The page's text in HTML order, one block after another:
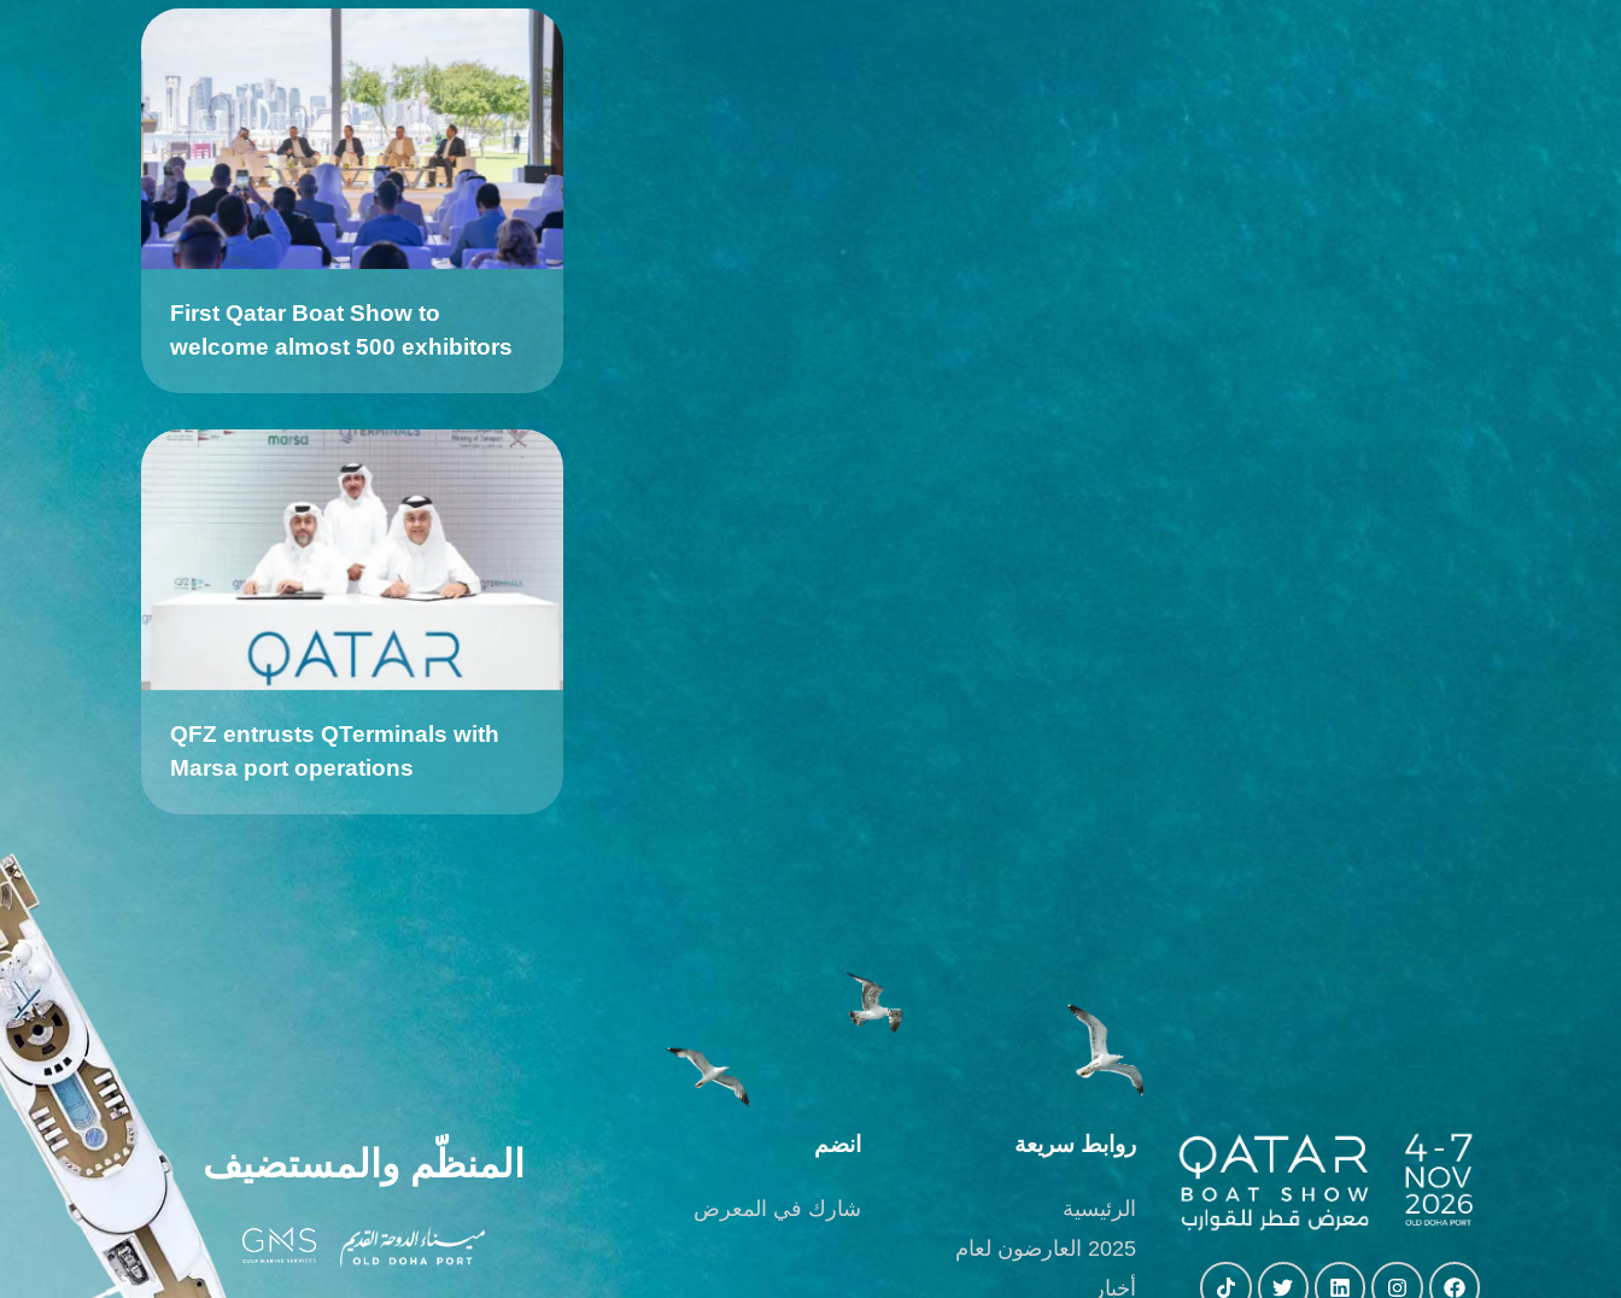
First Qatar Boat Show to
welcome almost 500 exhibitors
QFZ entrusts QTerminals with
Marsa port operations
روابط سريعة
الرئيسية
2025 العارضون لعام
أخبار
انضم
شارك في المعرض
المنظّم والمستضيف